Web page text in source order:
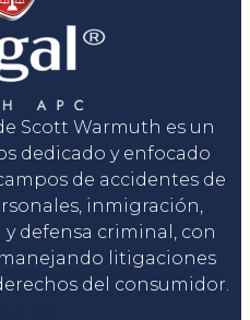
Scott Warmuth es un
dedicado y enfocado
de accidentes de
inmigración,
defensa criminal, con
litigaciones
del consumidor.